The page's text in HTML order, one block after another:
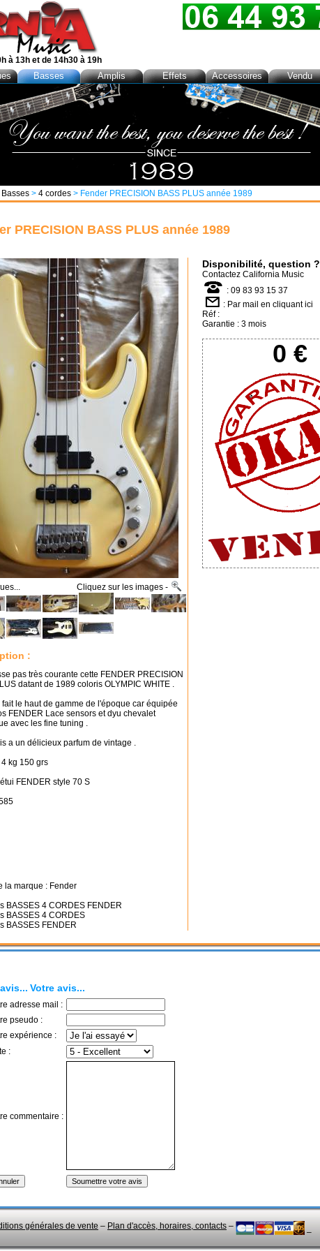
Basses > 4 cordes > Fender PRECISION BASS PLUS année 1989
PRECISION BASS PLUS année 1989
vues... Cliquez sur les images -
:
pas très courante cette FENDER PRECISION
datant de 1989 coloris OLYMPIC WHITE .
fait le haut de gamme de l'époque car équipée
FENDER Lace sensors et dyu chevalet
avec les fine tuning .
a un délicieux parfum de vintage .
4 kg 150 grs
FENDER style 70 S
la marque : Fender
BASSES 4 CORDES FENDER
BASSES 4 CORDES
BASSES FENDER
Disponibilité, question ?
Contactez California Music
: 09 83 93 15 37
: Par mail en cliquant ici
Réf :
Garantie : 3 mois
0 €
Votre avis...
adresse mail :
pseudo :
expérience :
:
commentaire :
générales de vente – Plan d'accès, horaires, contacts –
–
à 13h et de 14h30 à 19h
Basses Amplis Effets Accessoires Vendu